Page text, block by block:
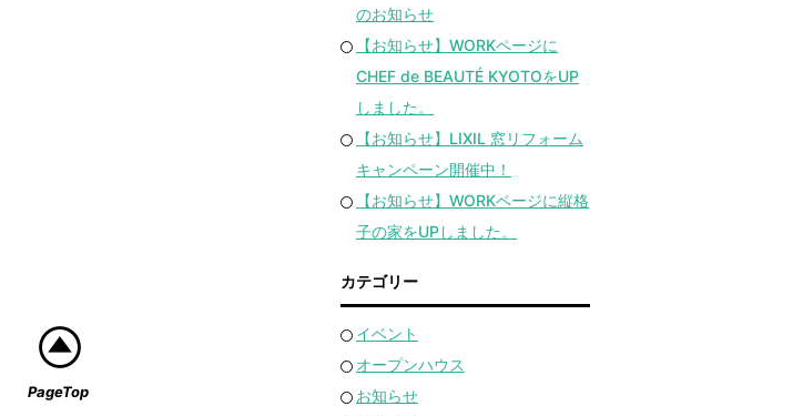
のお知らせ
【お知らせ】WORKページに
CHEF de BEAUTÉ KYOTOをUP
しました。
【お知らせ】LIXIL 窓リフォーム
キャンペーン開催中！
【お知らせ】WORKページに縦格
子の家をUPしました。
カテゴリー
イベント
オープンハウス
お知らせ
PageTop